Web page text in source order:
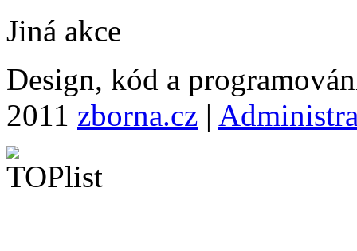
Jiná akce
Design, kód a
2011 zborna.cz |